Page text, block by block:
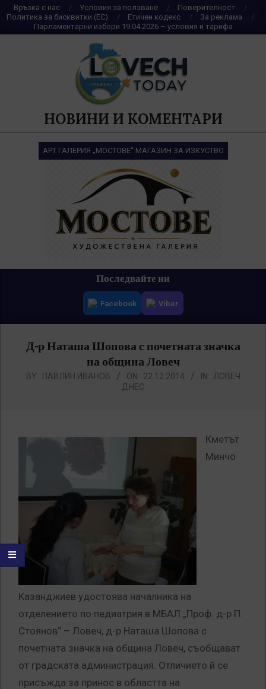
Skip
to
content
Връзка с нас Условия за ползване
Поверителност
Политика за бисквитки (ЕС)
Етичен кодекс
За реклама
Парламентарни избори 19.04.2026 – условия и тарифа
НОВИНИ И КОМЕНТАРИ
АРТ ГАЛЕРИЯ „МОСТОВЕ“ МАГАЗИН ЗА ИЗКУСТВО
Последвайте ни
Facebook Viber
Д-р Наташа Шопова с почетната значка
на община Ловеч
BY: ПАВЛИН ИВАНОВ ON: 22.12.2014 IN: ЛОВЕЧ
ДНЕС
Кметът
Минчо
Казанджиев удостоява началника на
отделението по педиатрия в МБАЛ „Проф. д-р П.
Стоянов“ – Ловеч, д-р Наташа Шопова с
почетната значка на община Ловеч, съобщават
от градската администрация. Отличието й се
присъжда за принос в областта на